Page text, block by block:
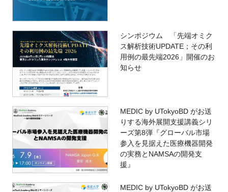
シンポジウム 「先端オミク
ス解析技術UPDATE；その利
用例の最先端2026」開催のお
知らせ
MEDIC by UTokyoBD がお送
りする海外展開支援講義シリ
ーズ第8弾『グローバル市場
参入を見据えた医療機器開発
の実務とNAMSAの開発支
援』
MEDIC by UTokyoBD がお送